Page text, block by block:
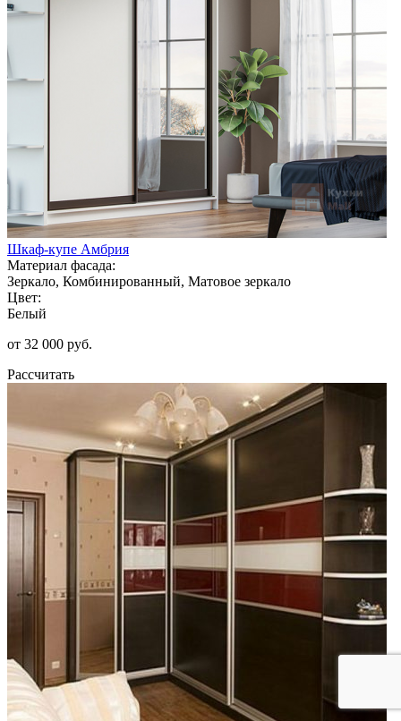
Шкаф-купе Амбрия
Материал фасада:
Зеркало, Комбинированный, Матовое зеркало
Цвет:
Белый
от 32 000 руб.
Рассчитать